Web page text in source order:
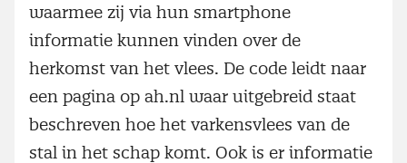
waarmee zij via hun smartphone
informatie kunnen vinden over de
herkomst van het vlees. De code leidt naar
een pagina op ah.nl waar uitgebreid staat
beschreven hoe het varkensvlees van de
stal in het schap komt. Ook is er informatie